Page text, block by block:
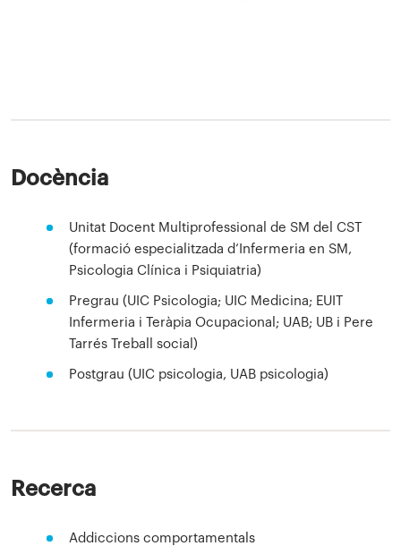
Docència
Unitat Docent Multiprofessional de SM del CST
(formació especialitzada d’Infermeria en SM,
Psicologia Clínica i Psiquiatria)
Pregrau (UIC Psicologia; UIC Medicina; EUIT
Infermeria i Teràpia Ocupacional; UAB; UB i Pere
Tarrés Treball social)
Postgrau (UIC psicologia, UAB psicologia)
Recerca
Addiccions comportamentals